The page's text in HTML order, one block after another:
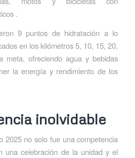
.
9 puntos de hidratación a lo
en los kilómetros 5, 10, 15, 20,
ofreciendo agua y bebidas
la energía y rendimiento de los
inolvidable
2025 no solo fue una competencia
una celebración de la unidad y el